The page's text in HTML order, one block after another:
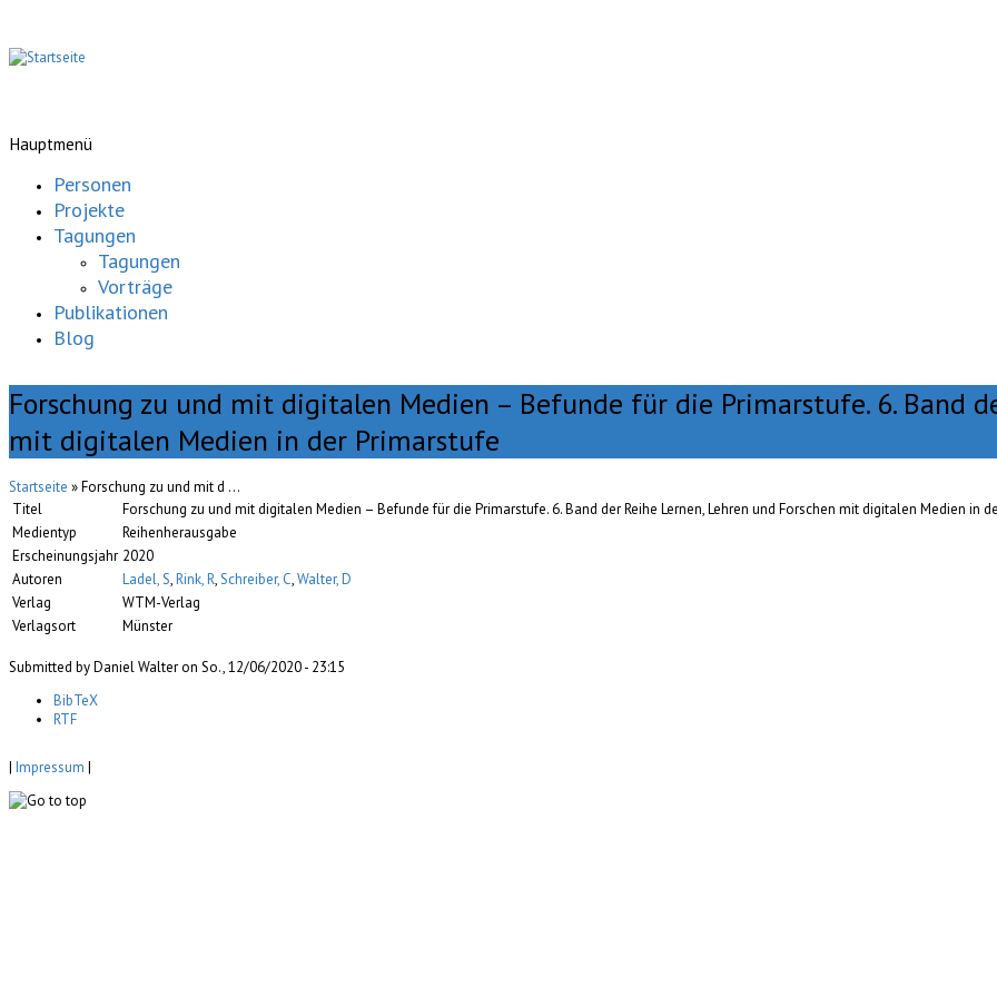
Hauptmenü
Personen
Projekte
Tagungen
Tagungen
Vorträge
Publikationen
Blog
Forschung zu und mit digitalen Medien – Befunde für die Primarstufe. 6. Band
mit digitalen Medien in der Primarstufe
Startseite » Forschung zu und mit d ...
Titel
Forschung zu und mit digitalen Medien – Befunde für die Primarstufe. 6. Band der Reihe Lernen, Lehren und Forschen mit digitalen Medien in
Medientyp
Reihenherausgabe
Erscheinungsjahr 2020
Autoren
Ladel, S,Rink, R,Schreiber, C,Walter, D
Verlag
WTM-Verlag
Verlagsort
Münster
Submitted by Daniel Walter on So., 12/06/2020 - 23:15
BibTeX
RTF
| Impressum |